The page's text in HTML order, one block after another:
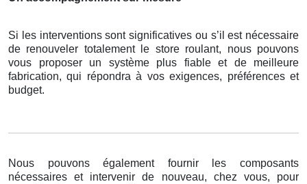
Si les interventions sont significatives ou s’il est nécessaire
de renouveler totalement le store roulant, nous pouvons
vous proposer un système plus fiable et de meilleure
fabrication, qui répondra à vos exigences, préférences et
budget.
Nous pouvons également fournir les composants
nécessaires et intervenir de nouveau, chez vous, pour